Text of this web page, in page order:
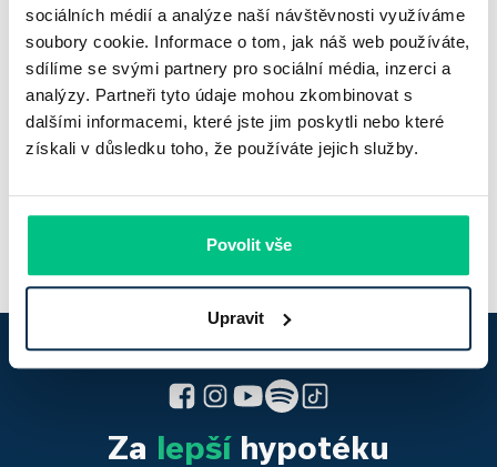
sociálních médií a analýze naší návštěvnosti využíváme
soubory cookie. Informace o tom, jak náš web používáte,
sdílíme se svými partnery pro sociální média, inzerci a
analýzy. Partneři tyto údaje mohou zkombinovat s
dalšími informacemi, které jste jim poskytli nebo které
získali v důsledku toho, že používáte jejich služby.
Povolit vše
Upravit
★ ★ ★ ★ ★
Petra L. |
1 2 3 ... 95 96
Za lepšíhypotéku